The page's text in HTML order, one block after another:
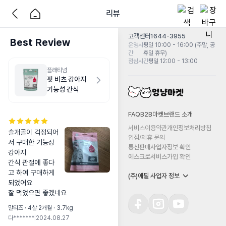
리뷰
Best Review
플래티넘
핏 비츠 강아지
기능성 간식
슬개골이 걱정되어
서 구매한 기능성
강아지
간식 관절에 좋다
고 하여 구매하게
되었어요
잘 먹었으면 좋겠네요
말티즈 · 4살 2개월 · 3.7kg
다******* 2024.08.27
고객센터1644-3955
운영시
간
평일 10:00 - 16:00 (주말, 공
휴일 휴무)
점심시간평일 12:00 - 13:00
FAQB2B마켓 브랜드 소개
서비스이용약관개인정보처리방침
입점/제휴 문의
통신판매사업자정보 확인
에스크로서비스가입 확인
(주)에필 사업자 정보